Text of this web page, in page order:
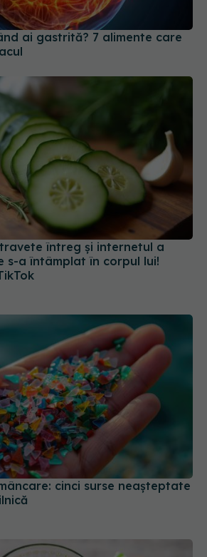
ai gastrită? 7 alimente care
întreg și internetul a
s-a întâmplat în corpul lui!
cinci surse neașteptate